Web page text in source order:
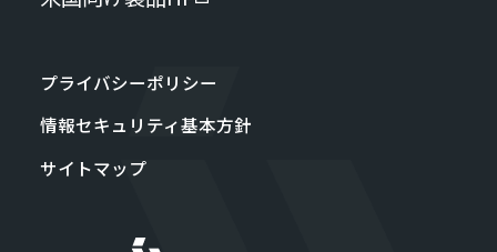
プライバシーポリシー
情報セキュリティ基本方針
サイトマップ